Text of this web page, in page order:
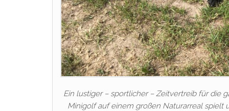
Ein lustiger – sportlicher – Zeitvertreib für die
Minigolf auf einem großen Naturarreal spielt